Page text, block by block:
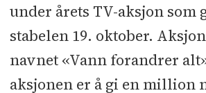
under årets TV-aksjon som
stabelen 19. oktober.
navnet «Vann forandrer
aksjonen er å gi en million